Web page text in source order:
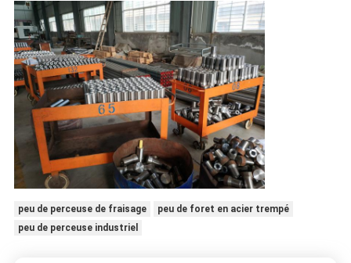
peu de perceuse de fraisage
peu de foret en acier trempé
peu de perceuse industriel